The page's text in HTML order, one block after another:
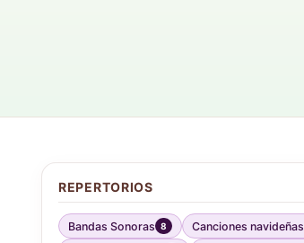
REPERTORIOS
Bandas Sonoras 8 Canciones navideñas